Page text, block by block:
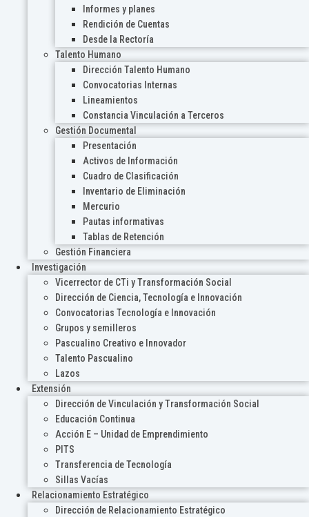
Informes y planes
Rendición de Cuentas
Desde la Rectoría
Talento Humano
Dirección Talento Humano
Convocatorias Internas
Lineamientos
Constancia Vinculación a Terceros
Gestión Documental
Presentación
Activos de Información
Cuadro de Clasificación
Inventario de Eliminación
Mercurio
Pautas informativas
Tablas de Retención
Gestión Financiera
Investigación
Vicerrector de CTi y Transformación Social
Dirección de Ciencia, Tecnología e Innovación
Convocatorias Tecnología e Innovación
Grupos y semilleros
Pascualino Creativo e Innovador
Talento Pascualino
Lazos
Extensión
Dirección de Vinculación y Transformación Social
Educación Continua
Acción E – Unidad de Emprendimiento
PITS
Transferencia de Tecnología
Sillas Vacías
Relacionamiento Estratégico
Dirección de Relacionamiento Estratégico